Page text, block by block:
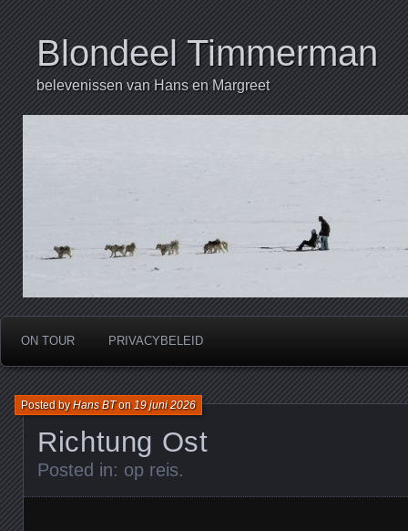
Blondeel Timmerman
belevenissen van Hans en Margreet
ON TOUR PRIVACYBELEID
Richtung Ost
Posted byHans BTon19 juni 2026
Posted in: op reis.